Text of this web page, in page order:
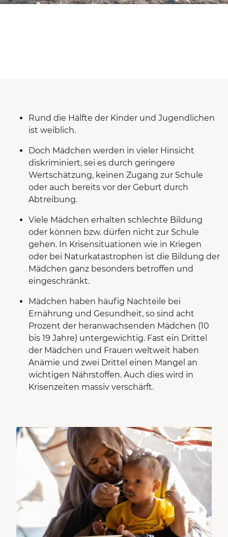
Rund die Hälfte der Kinder und Jugendlichen
ist weiblich.
Doch Mädchen werden in vieler Hinsicht
diskriminiert, sei es durch geringere
Wertschätzung, keinen Zugang zur Schule
oder auch bereits vor der Geburt durch
Abtreibung.
Viele Mädchen erhalten schlechte Bildung
oder können bzw. dürfen nicht zur Schule
gehen. In Krisensituationen wie in Kriegen
oder bei Naturkatastrophen ist die Bildung der
Mädchen ganz besonders betroffen und
eingeschränkt.
Mädchen haben häufig Nachteile bei
Ernährung und Gesundheit, so sind acht
Prozent der heranwachsenden Mädchen (10
bis 19 Jahre) untergewichtig. Fast ein Drittel
der Mädchen und Frauen weltweit haben
Anämie und zwei Drittel einen Mangel an
wichtigen Nährstoffen. Auch dies wird in
Krisenzeiten massiv verschärft.